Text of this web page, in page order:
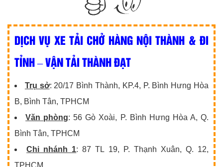
DỊCH VỤ XE TẢI CHỞ HÀNG NỘI THÀNH & ĐI
TỈNH – VẬN TẢI THÀNH ĐẠT
Trụ sở: 20/17 Bình Thành, KP.4, P. Bình Hưng Hòa
B, Bình Tân, TPHCM
Văn phòng: 56 Gò Xoài, P. Bình Hưng Hòa A, Q.
Bình Tân, TPHCM
Chi nhánh 1: 87 TL 19, P. Thạnh Xuân, Q. 12,
TPHCM